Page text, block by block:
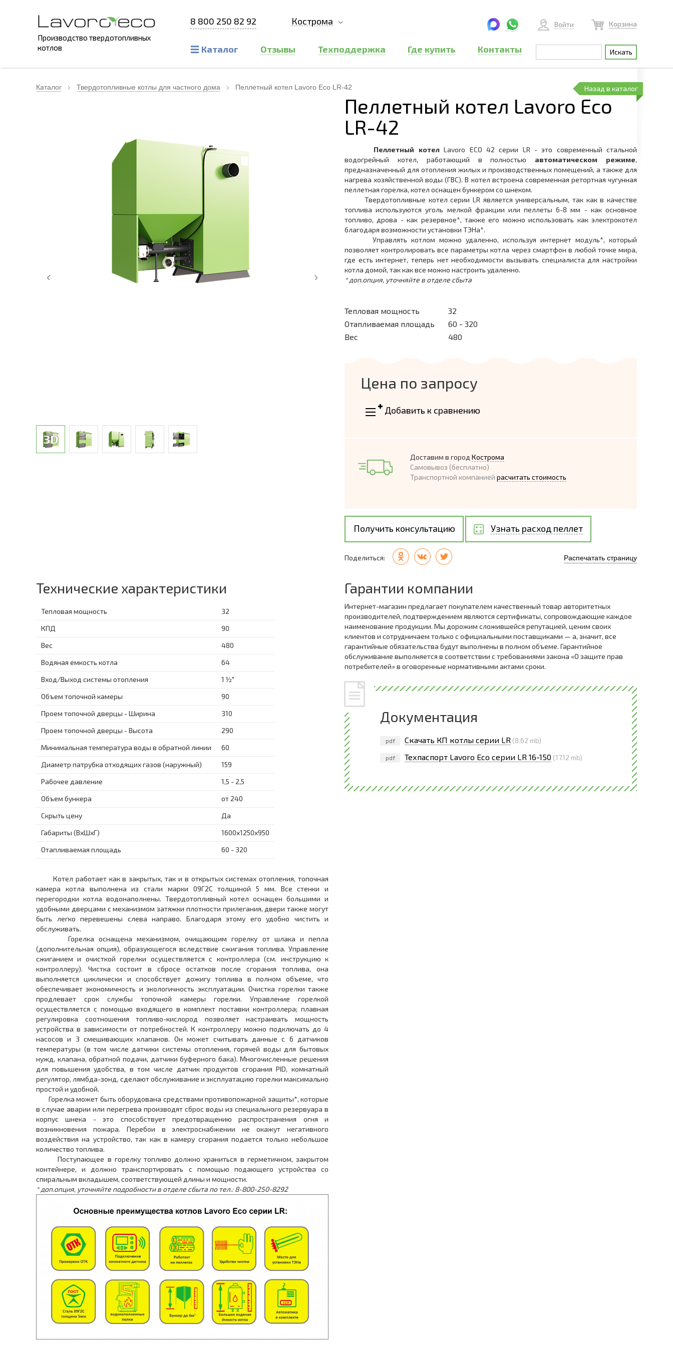
Производство твердотопливных
котлов
8 800 250 82 92 Кострома Войти Корзина
Каталог Отзывы Техподдержка Где купить Контакты
Каталог Твердотопливные котлы для частного дома Пеллетный котел Lavoro Eco LR-42 Назад в каталог
Пеллетный котел Lavoro Eco
LR-42
Пеллетный котелLavoro ECO 42 серии LR - это современный стальной
водогрейный котел, работающий в полностью автоматическом режиме,
предназначенный для отопления жилых и производственных помещений, а также для
нагрева хозяйственной воды (ГВС). В котел встроена современная ретортная чугунная
пеллетная горелка, котел оснащен бункером со шнеком.
Твердотопливные котел серии LR является универсальным, так как в качестве
топлива используются уголь мелкой фракции или пеллеты 6-8 мм - как основное
топливо, дрова - как резервное*, также его можно использовать как электрокотел
благодаря возможности установки ТЭНа*.
Управлять котлом можно удаленно, используя интернет модуль*, который
позволяет контролировать все параметры котла через смартфон в любой точке мира,
где есть интернет, теперь нет необходимости вызывать специалиста для настройки
котла домой, так как все можно настроить удаленно.
* доп.опция, уточняйте в отделе сбыта
Тепловая мощность
32
Отапливаемая площадь
60 - 320
Вес
480
Цена по запросу
Добавить к сравнению
Доставим в город Кострома
Самовывоз (бесплатно)
Транспортной компанией расчитать стоимость
Получить консультацию Узнать расход пеллет
Поделиться: Распечатать страницу
Технические характеристики
Тепловая мощность
32
КПД
90
Вес
480
Водяная емкость котла
64
Вход/Выход системы отопления
1 ½"
Объем топочной камеры
90
Проем топочной дверцы - Ширина
310
Проем топочной дверцы - Высота
290
Минимальная температура воды в обратной линии
60
Диаметр патрубка отходящих газов (наружный)
159
Рабочее давление
1,5 - 2,5
Объем бункера
от 240
Скрыть цену
Да
Габариты (ВхШхГ)
1600x1250x950
Отапливаемая площадь
60 - 320
Котел работает как в закрытых, так и в открытых системах отопления, топочная
камера котла выполнена из стали марки 09Г2С толщиной 5 мм. Все стенки и
перегородки котла водонаполнены. Твердотопливный котел оснащен большими и
удобными дверцами с механизмом затяжки плотности прилегания, двери также могут
быть легко перевешены слева направо. Благодаря этому его удобно чистить и
обслуживать.
Горелка оснащена механизмом, очищающим горелку от шлака и пепла
(дополнительная опция), образующегося вследствие сжигания топлива. Управление
сжиганием и очисткой горелки осуществляется с контроллера (см. инструкцию к
контроллеру). Чистка состоит в сбросе остатков после сгорания топлива, она
выполняется циклически и способствует дожигу топлива в полном объеме, что
обеспечивает экономичность и экологичность эксплуатации. Очистка горелки также
продлевает срок службы топочной камеры горелки. Управление горелкой
осуществляется с помощью входящего в комплект поставки контроллера; плавная
регулировка соотношения топливо-кислород позволяет настраивать мощность
устройства в зависимости от потребностей. К контроллеру можно подключать до 4
насосов и 3 смешивающих клапанов. Он может считывать данные с 6 датчиков
температуры (в том числе датчики системы отопления, горячей воды для бытовых
нужд, клапана, обратной подачи, датчики буферного бака). Многочисленные решения
для повышения удобства, в том числе датчик продуктов сгорания PID, комнатный
регулятор, лямбда-зонд, сделают обслуживание и эксплуатацию горелки максимально
простой и удобной.
Горелка может быть оборудована средствами противопожарной защиты*, которые
в случае аварии или перегрева производят сброс воды из специального резервуара в
корпус шнека - это способствует предотвращению распространения огня и
возникновения пожара. Перебои в электроснабжении не окажут негативного
воздействия на устройство, так как в камеру сгорания подается только небольшое
количество топлива.
Поступающее в горелку топливо должно храниться в герметичном, закрытом
контейнере, и должно транспортировать с помощью подающего устройства со
спиральным вкладышем, соответствующей длины и мощности.
* доп.опция, уточняйте подробности в отделе сбыта по тел.: 8-800-250-8292
Гарантии компании
Интернет-магазин предлагает покупателем качественный товар авторитетных
производителей, подтверждением являются сертификаты, сопровождающие каждое
наименование продукции. Мы дорожим сложившейся репутацией, ценим своих
клиентов и сотрудничаем только с официальными поставщиками — а, значит, все
гарантийные обязательства будут выполнены в полном объеме. Гарантийное
обслуживание выполняется в соответствии с требованиями закона «О защите прав
потребителей» в оговоренные нормативными актами сроки.
Документация
pdf Скачать КП котлы серии LR (8.62 mb)
pdf Техпаспорт Lavoro Eco серии LR 16-150 (17.12 mb)